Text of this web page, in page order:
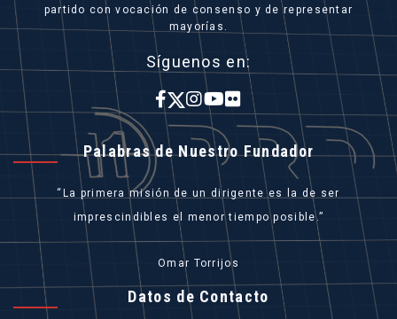
partido con vocación de consenso y de representar
mayorías.
Síguenos en:
Palabras de Nuestro Fundador
La primera misión de un dirigente es la de ser
imprescindibles el menor tiempo posible.
Omar Torrijos
Datos de Contacto